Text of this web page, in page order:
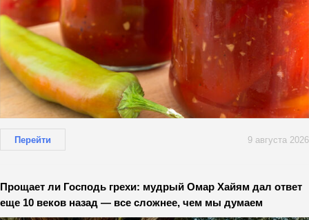
Перейти 9 августа 2026
Прощает ли Господь грехи: мудрый Омар Хайям дал ответ
еще 10 веков назад — все сложнее, чем мы думаем